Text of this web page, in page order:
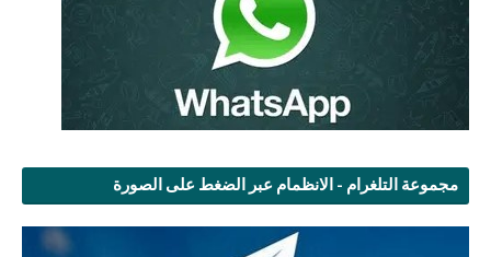
مجموعة التلغرام - الانظمام عبر الضغط على الصورة